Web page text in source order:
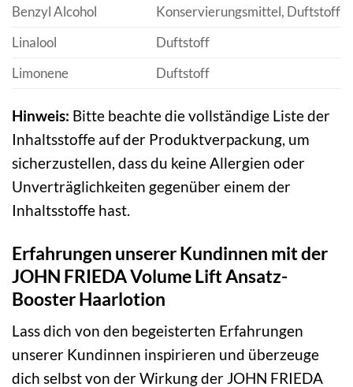
Benzyl Alcohol
Konservierungsmittel, Duftstoff
Linalool
Duftstoff
Limonene
Duftstoff
Hinweis: Bitte beachte die vollständige Liste der
Inhaltsstoffe auf der Produktverpackung, um
sicherzustellen, dass du keine Allergien oder
Unverträglichkeiten gegenüber einem der
Inhaltsstoffe hast.
Erfahrungen unserer Kundinnen mit der
JOHN FRIEDA Volume Lift Ansatz-
Booster Haarlotion
Lass dich von den begeisterten Erfahrungen
unserer Kundinnen inspirieren und überzeuge
dich selbst von der Wirkung der JOHN FRIEDA